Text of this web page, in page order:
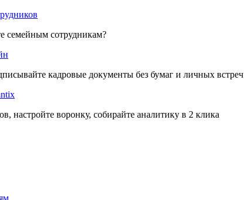
семейным сотрудникам?
кадровые документы без бумаг и личных встреч
настройте воронку, собирайте аналитику в 2 клика